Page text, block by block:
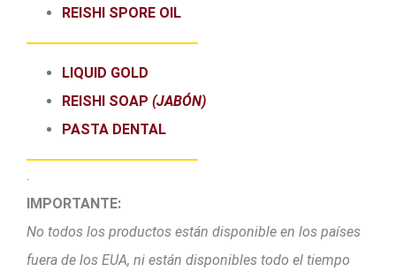
REISHI SPORE OIL
LIQUID GOLD
REISHI SOAP (JABÓN)
PASTA DENTAL
.
IMPORTANTE:
No todos los productos están disponible en los países
fuera de los EUA, ni están disponibles todo el tiempo